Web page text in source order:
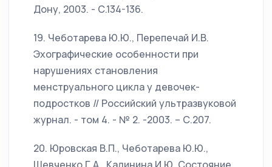
Дону, 2003. - С.134-136.
19. Чеботарева Ю.Ю., Перепечай И.В.
Эхографические особенности при
нарушениях становления
менструального цикла у девочек-
подростков // Российский ультразвуковой
журнал. - том 4. - № 2. -2003. – С.207.
20. Юровская В.П., Чеботарева Ю.Ю.,